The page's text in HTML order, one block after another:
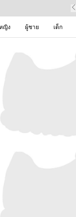
ญิง
ผู้ชาย เด็ก